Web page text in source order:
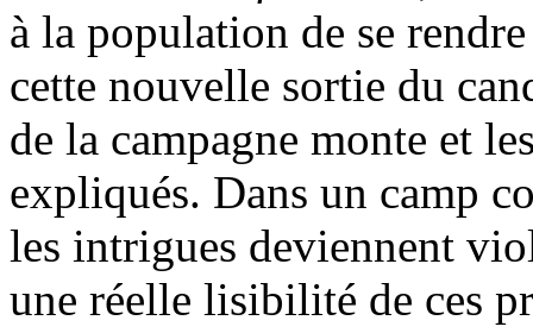
à la population de se
cette nouvelle sortie du
de la campagne monte et
expliqués. Dans un camp
les intrigues deviennent
une réelle lisibilité de ces